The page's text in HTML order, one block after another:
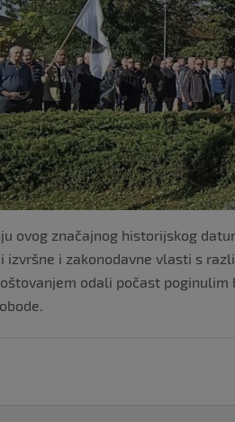
ovog značajnog historijskog
izvršne i zakonodavne vlasti s
odali počast